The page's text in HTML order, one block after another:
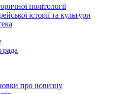
політології
історії та культури
рада
про новизну